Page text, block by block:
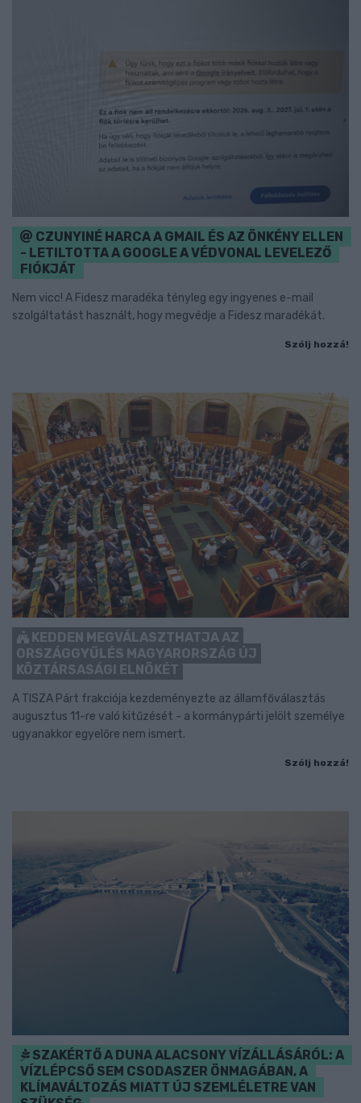
CZUNYINÉ HARCA A GMAIL ÉS AZ ÖNKÉNY ELLEN
- LETILTOTTA A GOOGLE A VÉDVONAL LEVELEZŐ
FIÓKJÁT
Nem vicc! A Fidesz maradéka tényleg egy ingyenes e-mail
szolgáltatást használt, hogy megvédje a Fidesz maradékát.
Szólj hozzá!
KEDDEN MEGVÁLASZTHATJA AZ
ORSZÁGGYŰLÉS MAGYARORSZÁG ÚJ
KÖZTÁRSASÁGI ELNÖKÉT
A TISZA Párt frakciója kezdeményezte az államfőválasztás
augusztus 11-re való kitűzését - a kormánypárti jelölt személye
ugyanakkor egyelőre nem ismert.
Szólj hozzá!
SZAKÉRTŐ A DUNA ALACSONY VÍZÁLLÁSÁRÓL: A
VÍZLÉPCSŐ SEM CSODASZER ÖNMAGÁBAN, A
KLÍMAVÁLTOZÁS MIATT ÚJ SZEMLÉLETRE VAN